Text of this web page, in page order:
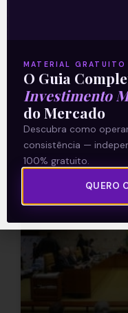
(23). Ontem,
Leia mais
24/03/2021
MATERIAL GRATUITO
O Guia
Investimento
do Mercado
Descubra como
consistência —
100% gratuito.
QUERO